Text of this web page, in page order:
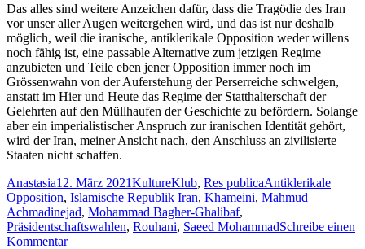
Das alles sind weitere Anzeichen dafür, dass die Tragödie des Iran
vor unser aller Augen weitergehen wird, und das ist nur deshalb
möglich, weil die iranische, antiklerikale Opposition weder willens
noch fähig ist, eine passable Alternative zum jetzigen Regime
anzubieten und Teile eben jener Opposition immer noch im
Grössenwahn von der Auferstehung der Perserreiche schwelgen,
anstatt im Hier und Heute das Regime der Statthalterschaft der
Gelehrten auf den Müllhaufen der Geschichte zu befördern. Solange
aber ein imperialistischer Anspruch zur iranischen Identität gehört,
wird der Iran, meiner Ansicht nach, den Anschluss an zivilisierte
Staaten nicht schaffen.
Autor
AnastasiaVeröffentlicht
am
12. März 2021Kategorien
KultureKlub, Res publicaSchlagwörter
Antiklerikale
Opposition, Islamische Republik Iran, Khameini, Mahmud
Achmadinejad, Mohammad Bagher-Ghalibaf,
Präsidentschaftswahlen, Rouhani, Saeed MohammadSchreibe einen
Kommentarzu